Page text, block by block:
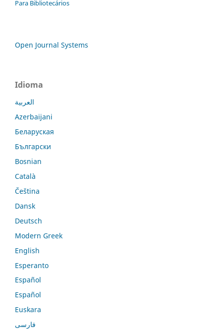
Para Bibliotecários
Open Journal Systems
Idioma
العربية
Azerbaijani
Беларуская
Български
Bosnian
Català
Čeština
Dansk
Deutsch
Modern Greek
English
Esperanto
Español
Español
Euskara
فارسی